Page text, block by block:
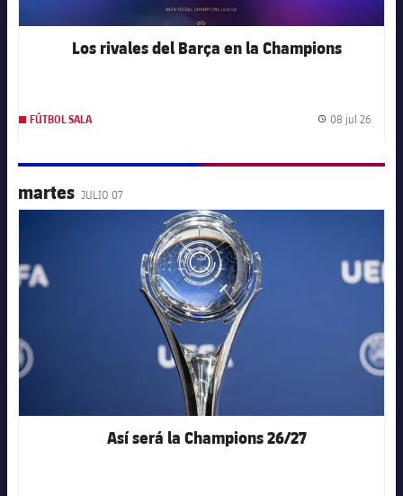
Los rivales del Barça en la Champions
FÚTBOL SALA Fecha
08 jul 26
martes JULIO 07
FC Barcelona club badge
Así será la Champions 26/27